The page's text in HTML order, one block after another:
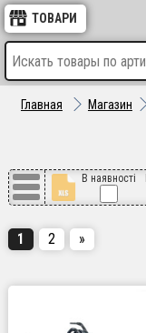
ТОВАРИ
Главная Магазин
В наявності
1 2 »